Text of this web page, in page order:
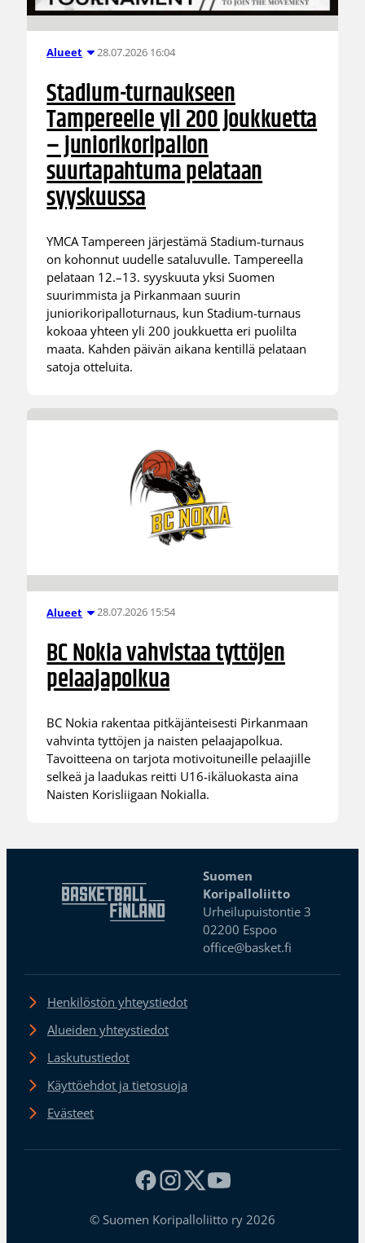
Alueet 28.07.2026 16:04
Stadium-turnaukseen
Tampereelle yli 200 joukkuetta
– juniorikoripallon
suurtapahtuma pelataan
syyskuussa
YMCA Tampereen järjestämä Stadium-turnaus
on kohonnut uudelle sataluvulle. Tampereella
pelataan 12.–13. syyskuuta yksi Suomen
suurimmista ja Pirkanmaan suurin
juniorikoripalloturnaus, kun Stadium-turnaus
kokoaa yhteen yli 200 joukkuetta eri puolilta
maata. Kahden päivän aikana kentillä pelataan
satoja otteluita.
Alueet 28.07.2026 15:54
BC Nokia vahvistaa tyttöjen
pelaajapolkua
BC Nokia rakentaa pitkäjänteisesti Pirkanmaan
vahvinta tyttöjen ja naisten pelaajapolkua.
Tavoitteena on tarjota motivoituneille pelaajille
selkeä ja laadukas reitti U16-ikäluokasta aina
Naisten Korisliigaan Nokialla.
Suomen
Koripalloliitto
Urheilupuistontie 3
02200 Espoo
office@basket.fi
Henkilöstön yhteystiedot
Alueiden yhteystiedot
Laskutustiedot
Käyttöehdot ja tietosuoja
Evästeet
© Suomen Koripalloliitto ry 2026